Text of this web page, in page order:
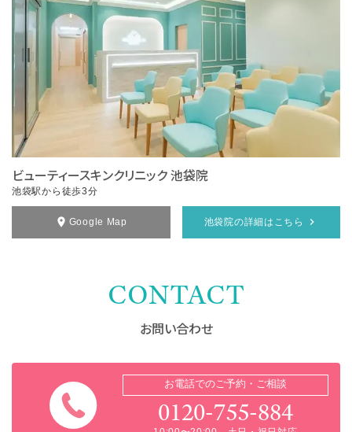
ビューティースキンクリニック 池袋院
池袋駅から徒歩3分
Google Map 池袋院の詳細はこちら
CONTACT
お問い合わせ
お電話でのご予約・ご相談
0120-755-884